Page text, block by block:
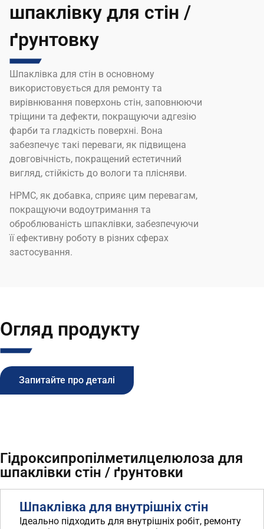
шпаклівку для стін /
ґрунтовку
Шпаклівка для стін в основному
використовується для ремонту та
вирівнювання поверхонь стін, заповнюючи
тріщини та дефекти, покращуючи адгезію
фарби та гладкість поверхні. Вона
забезпечує такі переваги, як підвищена
довговічність, покращений естетичний
вигляд, стійкість до вологи та плісняви.
HPMC, як добавка, сприяє цим перевагам,
покращуючи водоутримання та
оброблюваність шпаклівки, забезпечуючи
її ефективну роботу в різних сферах
застосування.
Огляд продукту
Запитайте про деталі
Гідроксипропілметилцелюлоза для
шпаклівки стін / ґрунтовки
Шпаклівка для внутрішніх стін
Ідеально підходить для внутрішніх робіт, ремонту